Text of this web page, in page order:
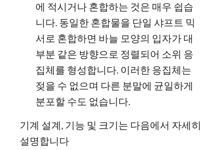
에 적시거나 혼합하는 것은 매우 쉽습
니다. 동일한 혼합물을 단일 샤프트 믹
서로 혼합하면 바늘 모양의 입자가 대
부분 같은 방향으로 정렬되어 소위 응
집체를 형성합니다. 이러한 응집체는
젖을 수 없으며 다른 분말에 균일하게
분포할 수도 없습니다.
기계 설계, 기능 및 크기는 다음에서 자세히
설명합니다